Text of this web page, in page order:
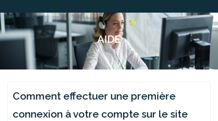
AIDE
Comment effectuer une première
connexion à votre compte sur le site